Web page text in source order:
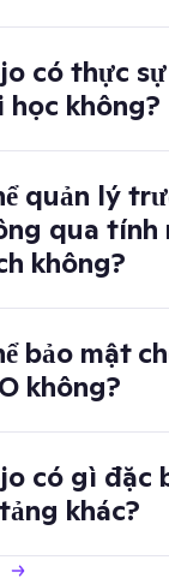
có thực
học không?
quản lý
qua tính
không?
bảo mật
không?
có gì đặc
khác?